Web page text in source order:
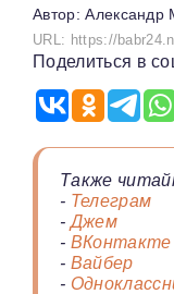
Александр
URL: https://
Поделиться в
Также
- Телеграм
-Джем
- ВКонтакте
- Вайбер
-